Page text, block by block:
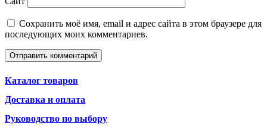
Сохранить моё имя, email и адрес сайта в этом браузере для
последующих моих комментариев.
Каталог товаров
Доставка и оплата
Руководство по выбору